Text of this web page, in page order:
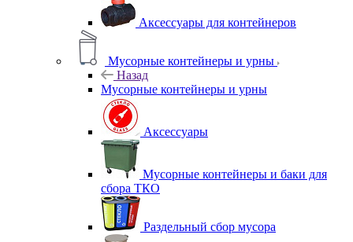
Аксессуары для контейнеров
Мусорные контейнеры и урны
Назад
Мусорные контейнеры и урны
Аксессуары
Мусорные контейнеры и баки для
сбора ТКО
Раздельный сбор мусора